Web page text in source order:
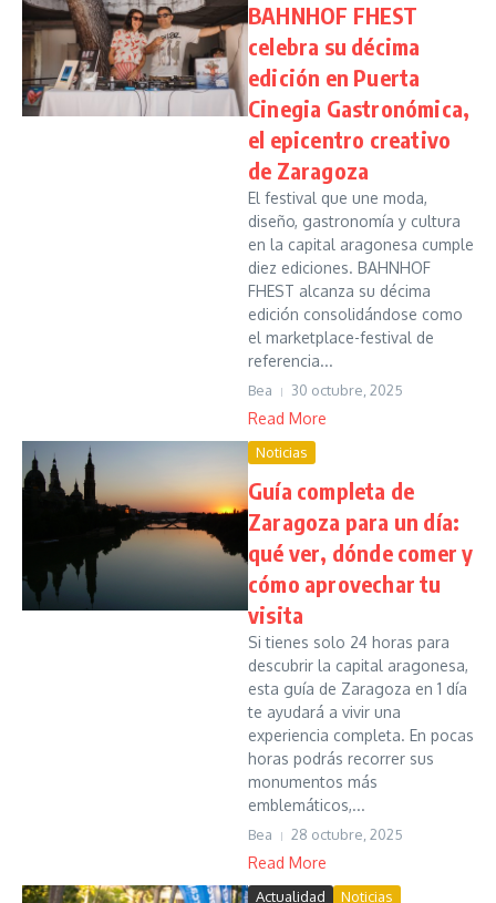
BAHNHOF FHEST
celebra su décima
edición en Puerta
Cinegia Gastronómica,
el epicentro creativo
de Zaragoza
El festival que une moda,
diseño, gastronomía y cultura
en la capital aragonesa cumple
diez ediciones. BAHNHOF
FHEST alcanza su décima
edición consolidándose como
el marketplace-festival de
referencia...
Bea 30 octubre, 2025
Read More
Noticias
Guía completa de
Zaragoza para un día:
qué ver, dónde comer y
cómo aprovechar tu
visita
Si tienes solo 24 horas para
descubrir la capital aragonesa,
esta guía de Zaragoza en 1 día
te ayudará a vivir una
experiencia completa. En pocas
horas podrás recorrer sus
monumentos más
emblemáticos,...
Bea 28 octubre, 2025
Read More
Actualidad Noticias